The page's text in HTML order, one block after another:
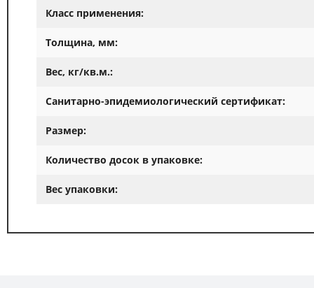
Класс применения:
Толщина, мм:
Вес, кг/кв.м.:
Санитарно-эпидемиологический сертификат:
Размер:
Количество досок в упаковке:
Вес упаковки: